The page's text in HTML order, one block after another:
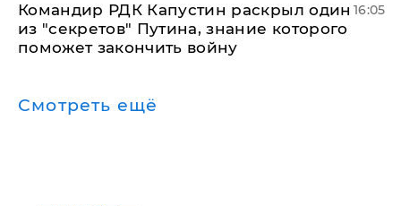
Командир РДК Капустин раскрыл один
из "секретов" Путина, знание которого
поможет закончить войну
16:05
Смотреть ещё